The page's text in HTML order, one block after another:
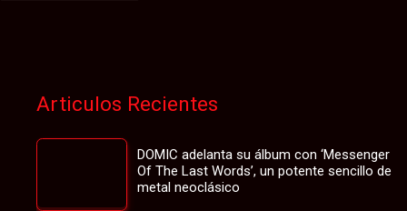
Articulos Recientes
DOMIC adelanta su álbum con ‘Messenger
Of The Last Words’, un potente sencillo de
metal neoclásico